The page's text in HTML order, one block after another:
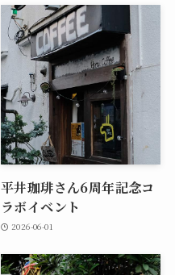
平井珈琲さん6周年記念コ
ラボイベント
2026-06-01